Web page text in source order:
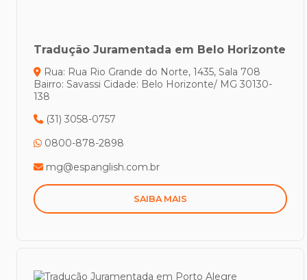
Tradução Juramentada em Belo Horizonte
Rua: Rua Rio Grande do Norte, 1435, Sala 708
Bairro: Savassi Cidade: Belo Horizonte/ MG 30130-
138
(31) 3058-0757
0800-878-2898
mg@espanglish.com.br
SAIBA MAIS